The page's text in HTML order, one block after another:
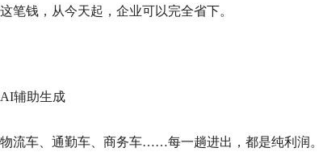
这笔钱，从今天起，企业可以完全省下。
AI辅助生成
物流车、通勤车、商务车……每一趟进出，都是纯利润。